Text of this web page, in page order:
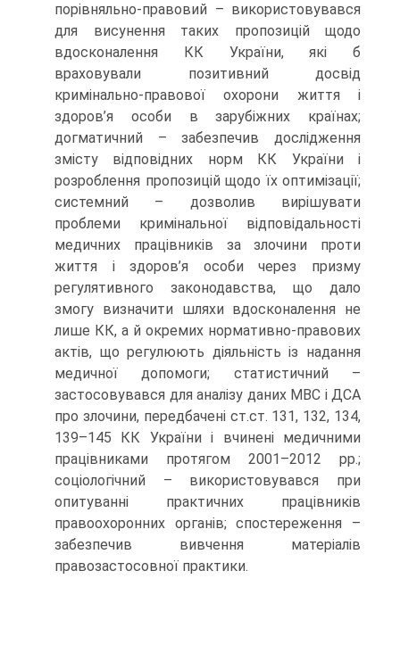
порівняльно-правовий – використовувався
для висунення таких пропозицій щодо
вдосконалення КК України, які б
враховували позитивний досвід
кримінально-правової охорони життя і
здоров’я особи в зарубіжних країнах;
догматичний – забезпечив дослідження
змісту відповідних норм КК України і
розроблення пропозицій щодо їх оптимізації;
системний – дозволив вирішувати
проблеми кримінальної відповідальності
медичних працівників за злочини проти
життя і здоров’я особи через призму
регулятивного законодавства, що дало
змогу визначити шляхи вдосконалення не
лише КК, а й окремих нормативно-правових
актів, що регулюють діяльність із надання
медичної допомоги; статистичний –
застосовувався для аналізу даних МВС і ДСА
про злочини, передбачені ст.ст. 131, 132, 134,
139–145 КК України і вчинені медичними
працівниками протягом 2001–2012 рр.;
соціологічний – використовувався при
опитуванні практичних працівників
правоохоронних органів; спостереження –
забезпечив вивчення матеріалів
правозастосовної практики.